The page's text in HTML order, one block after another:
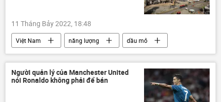
11 Tháng Bảy 2022, 18:48
Việt Nam năng lượng
dầu mỏ
Dung Quất
Lọc hóa dầu Bình Sơn (BSR)
PVN
Cuộc khủng hoảng ở Ukraina
Kinh doanh
Người quản lý của Manchester United
nói Ronaldo không phải để bán